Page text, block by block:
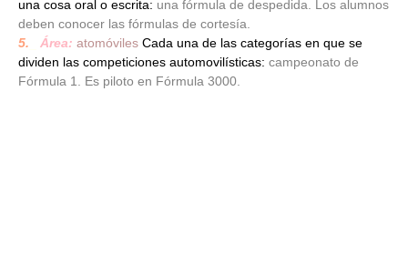
una cosa oral o escrita: una fórmula de despedida. Los alumnos
deben conocer las fórmulas de cortesía.
5.
Área: atomóviles Cada una de las categorías en que se
dividen las competiciones automovilísticas: campeonato de
Fórmula 1. Es piloto en Fórmula 3000.